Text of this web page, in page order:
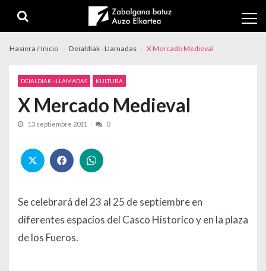
Hasiera / Inicio Deialdiak - Llamadas X Mercado Medieval
DEIALDIAK - LLAMADAS KULTURA
X Mercado Medieval
13 septiembre 2011 0
Se celebrará del 23 al 25 de septiembre en
diferentes espacios del Casco Historico y en la plaza
de los Fueros.